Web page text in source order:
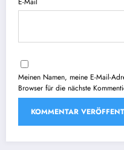
Meinen Namen, meine E-Mail-
Browser für die nächste